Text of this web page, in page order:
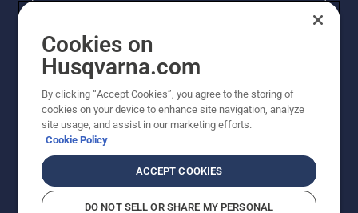
© „Husqvarna AB“ (leid). Visos teisės priklauso autoriui.
Nurodoma rekomenduojama mažmeninė kaina (RMK),
įskaitant PVM. RMK yra kaina, už kurią gamintojas
rekomenduoja pardavėjui parduoti prekę. UAB
Cookies on
Husqvarna.com
By clicking “Accept Cookies”, you agree to the storing of
cookies on your device to enhance site navigation, analyze
site usage, and assist in our marketing efforts.
Cookie Policy
ACCEPT COOKIES
DO NOT SELL OR SHARE MY PERSONAL